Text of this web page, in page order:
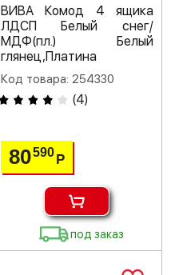
ВИВА Комод 4 ящика
ЛДСП Белый снег/
МДФ(пл.) Белый
глянец,Платина
Код товара: 254330
(4)
80590 Р
под заказ